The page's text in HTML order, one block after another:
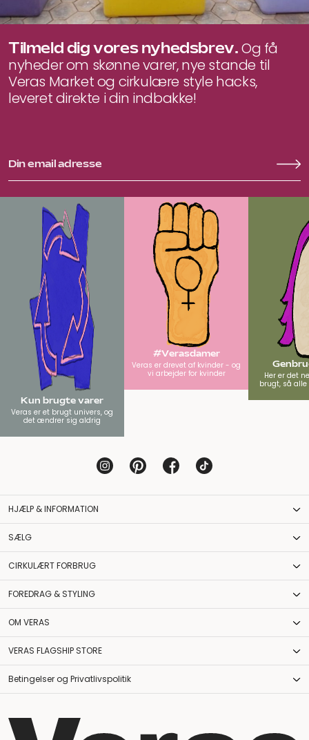
Tilmeld dig vores nyhedsbrev.Og få
nyheder om skønne varer, nye stande til
Veras Market og cirkulære style hacks,
leveret direkte i din indbakke!
Kun brugte varer
Veras er et brugt univers, og
det ændrer sig aldrig
#Verasdamer
Veras er drevet af kvinder - og
vi arbejder for kvinder
Her er det
brugt, så
HJÆLP & INFORMATION
SÆLG
CIRKULÆRT FORBRUG
FOREDRAG & STYLING
OM VERAS
VERAS FLAGSHIP STORE
Betingelser og Privatlivspolitik